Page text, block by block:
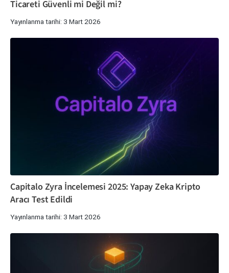
Ticareti Güvenli mi Değil mi?
Yayınlanma tarihi: 3 Mart 2026
Capitalo Zyra İncelemesi 2025: Yapay Zeka Kripto
Aracı Test Edildi
Yayınlanma tarihi: 3 Mart 2026